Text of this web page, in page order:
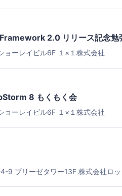
2.0 リリース記念勉
ョーレイビル6F １×１株式会社
8 もくもく会
ョーレイビル6F １×１株式会社
9 ブリーゼタワー13F 株式会社ロ